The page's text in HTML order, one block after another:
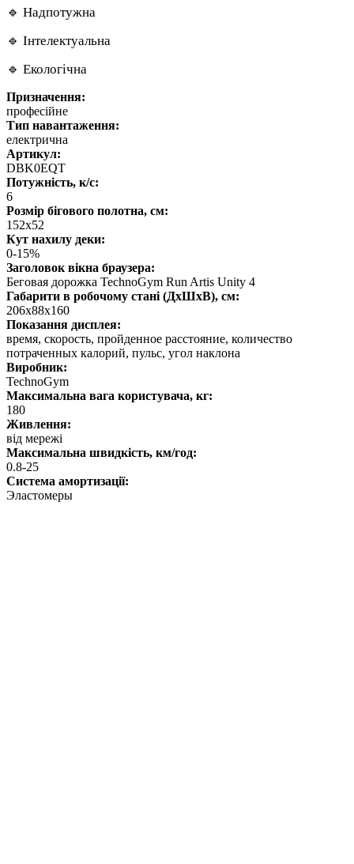
🔹 Надпотужна
🔹 Інтелектуальна
🔹 Екологічна
Призначення:
професійне
Тип навантаження:
електрична
Артикул:
DBK0EQT
Потужність, к/с:
6
Розмір бігового полотна, см:
152х52
Кут нахилу деки:
0-15%
Заголовок вікна браузера:
Беговая дорожка TechnoGym Run Artis Unity 4
Габарити в робочому стані (ДхШхВ), см:
206x88x160
Показання дисплея:
время, скорость, пройденное расстояние, количество
потраченных калорий, пульс, угол наклона
Виробник:
TechnoGym
Максимальна вага користувача, кг:
180
Живлення:
від мережі
Максимальна швидкість, км/год:
0.8-25
Система амортизації:
Эластомеры